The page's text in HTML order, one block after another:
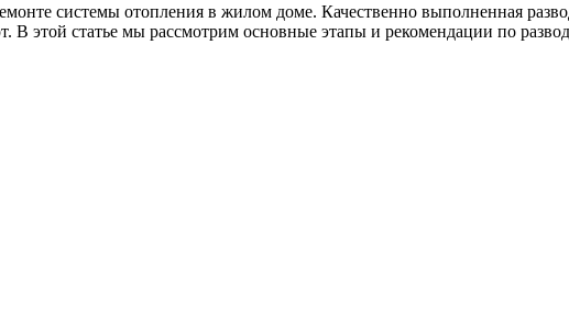
системы отопления в жилом доме. Качественно выполненная
этой статье мы рассмотрим основные этапы и рекомендации по